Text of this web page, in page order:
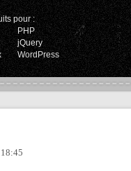
pour :
PHP
jQuery
WordPress